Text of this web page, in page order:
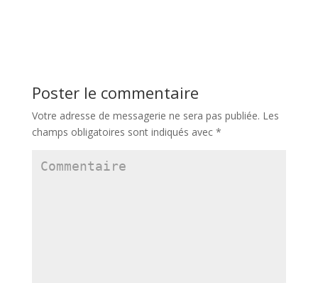
Poster le commentaire
Votre adresse de messagerie ne sera pas publiée. Les
champs obligatoires sont indiqués avec *